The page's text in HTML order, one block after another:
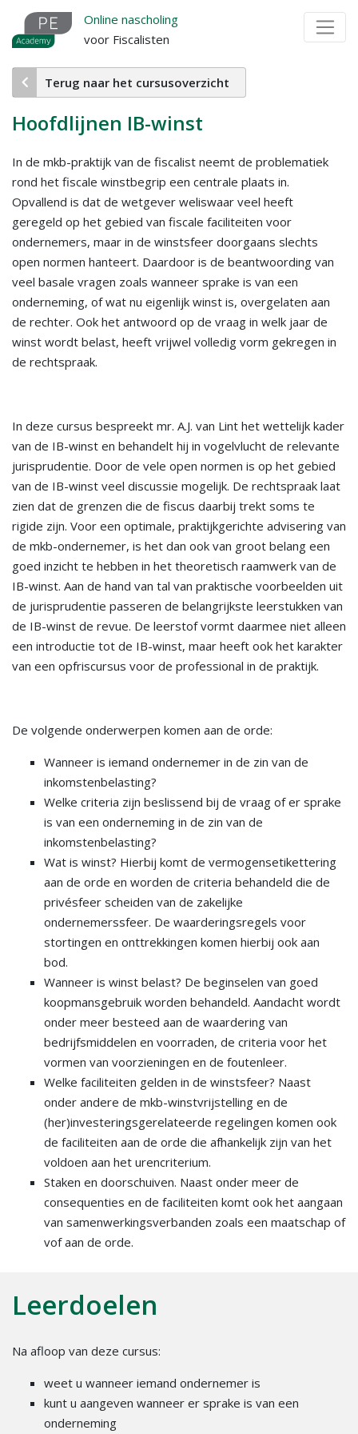
Overslaan
naar
de
inhoud
Online nascholing
voor Fiscalisten
Terug naar het cursusoverzicht
Hoofdlijnen IB-winst
In de mkb-praktijk van de fiscalist neemt de problematiek
rond het fiscale winstbegrip een centrale plaats in.
Opvallend is dat de wetgever weliswaar veel heeft
geregeld op het gebied van fiscale faciliteiten voor
ondernemers, maar in de winstsfeer doorgaans slechts
open normen hanteert. Daardoor is de beantwoording van
veel basale vragen zoals wanneer sprake is van een
onderneming, of wat nu eigenlijk winst is, overgelaten aan
de rechter. Ook het antwoord op de vraag in welk jaar de
winst wordt belast, heeft vrijwel volledig vorm gekregen in
de rechtspraak.
In deze cursus bespreekt mr. A.J. van Lint het wettelijk kader
van de IB-winst en behandelt hij in vogelvlucht de relevante
jurisprudentie. Door de vele open normen is op het gebied
van de IB-winst veel discussie mogelijk. De rechtspraak laat
zien dat de grenzen die de fiscus daarbij trekt soms te
rigide zijn. Voor een optimale, praktijkgerichte advisering van
de mkb-ondernemer, is het dan ook van groot belang een
goed inzicht te hebben in het theoretisch raamwerk van de
IB-winst. Aan de hand van tal van praktische voorbeelden uit
de jurisprudentie passeren de belangrijkste leerstukken van
de IB-winst de revue. De leerstof vormt daarmee niet alleen
een introductie tot de IB-winst, maar heeft ook het karakter
van een opfriscursus voor de professional in de praktijk.
De volgende onderwerpen komen aan de orde:
Wanneer is iemand ondernemer in de zin van de
inkomstenbelasting?
Welke criteria zijn beslissend bij de vraag of er sprake
is van een onderneming in de zin van de
inkomstenbelasting?
Wat is winst? Hierbij komt de vermogensetikettering
aan de orde en worden de criteria behandeld die de
privésfeer scheiden van de zakelijke
ondernemerssfeer. De waarderingsregels voor
stortingen en onttrekkingen komen hierbij ook aan
bod.
Wanneer is winst belast? De beginselen van goed
koopmansgebruik worden behandeld. Aandacht wordt
onder meer besteed aan de waardering van
bedrijfsmiddelen en voorraden, de criteria voor het
vormen van voorzieningen en de foutenleer.
Welke faciliteiten gelden in de winstsfeer? Naast
onder andere de mkb-winstvrijstelling en de
(her)investeringsgerelateerde regelingen komen ook
de faciliteiten aan de orde die afhankelijk zijn van het
voldoen aan het urencriterium.
Staken en doorschuiven. Naast onder meer de
consequenties en de faciliteiten komt ook het aangaan
van samenwerkingsverbanden zoals een maatschap of
vof aan de orde.
Leerdoelen
Na afloop van deze cursus:
weet u wanneer iemand ondernemer is
kunt u aangeven wanneer er sprake is van een
onderneming